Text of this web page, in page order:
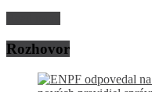
Rozhovor